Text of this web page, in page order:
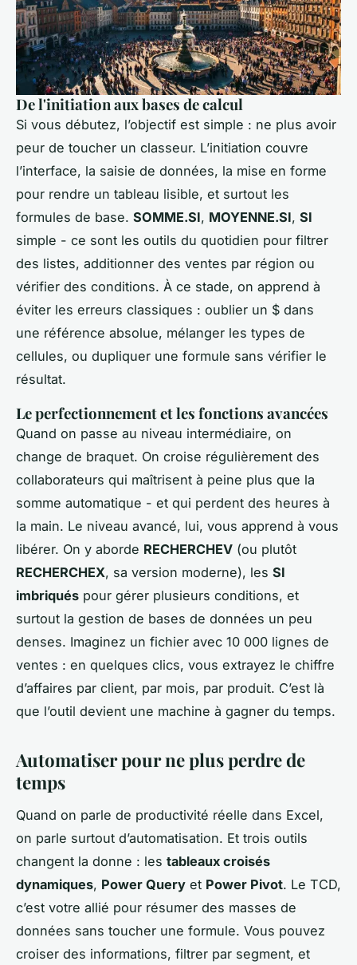
De l'initiation aux bases de calcul
Si vous débutez, l’objectif est simple : ne plus avoir
peur de toucher un classeur. L’initiation couvre
l’interface, la saisie de données, la mise en forme
pour rendre un tableau lisible, et surtout les
formules de base. SOMME.SI, MOYENNE.SI, SI
simple - ce sont les outils du quotidien pour filtrer
des listes, additionner des ventes par région ou
vérifier des conditions. À ce stade, on apprend à
éviter les erreurs classiques : oublier un $ dans
une référence absolue, mélanger les types de
cellules, ou dupliquer une formule sans vérifier le
résultat.
Le perfectionnement et les fonctions avancées
Quand on passe au niveau intermédiaire, on
change de braquet. On croise régulièrement des
collaborateurs qui maîtrisent à peine plus que la
somme automatique - et qui perdent des heures à
la main. Le niveau avancé, lui, vous apprend à vous
libérer. On y aborde RECHERCHEV (ou plutôt
RECHERCHEX, sa version moderne), les SI
imbriqués pour gérer plusieurs conditions, et
surtout la gestion de bases de données un peu
denses. Imaginez un fichier avec 10 000 lignes de
ventes : en quelques clics, vous extrayez le chiffre
d’affaires par client, par mois, par produit. C’est là
que l’outil devient une machine à gagner du temps.
Automatiser pour ne plus perdre de
temps
Quand on parle de productivité réelle dans Excel,
on parle surtout d’automatisation. Et trois outils
changent la donne : les tableaux croisés
dynamiques, Power Query et Power Pivot. Le TCD,
c’est votre allié pour résumer des masses de
données sans toucher une formule. Vous pouvez
croiser des informations, filtrer par segment, et